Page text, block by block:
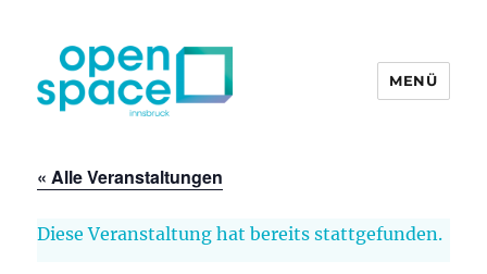
MENÜ
« Alle Veranstaltungen
Diese Veranstaltung hat bereits stattgefunden.